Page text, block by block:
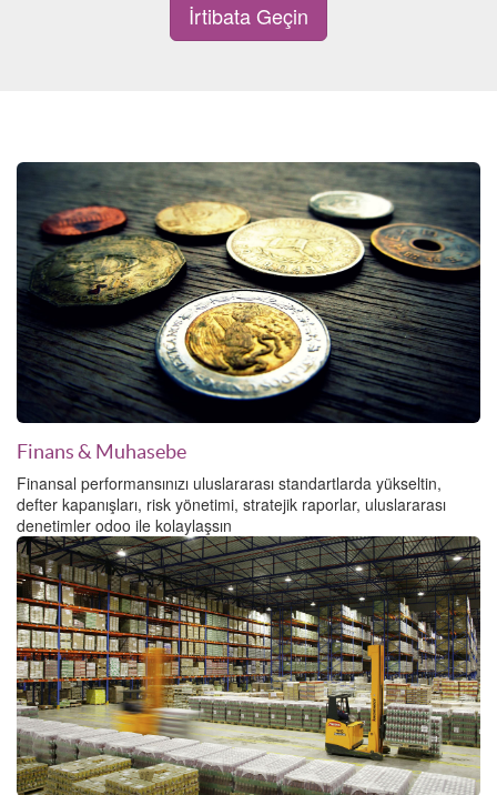
İrtibata Geçin
Finans & Muhasebe
Finansal performansınızı uluslararası standartlarda yükseltin,
defter kapanışları, risk yönetimi, stratejik raporlar, uluslararası
denetimler odoo ile kolaylaşsın